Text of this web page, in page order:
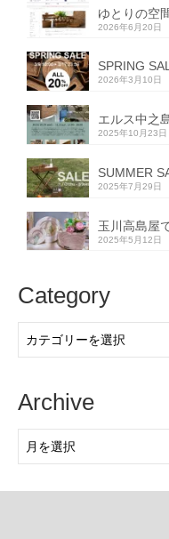
ゆとりの空
2026年6月20日
SPRING
2026年3月10日
エルス中之
2025年10月23日
SUMMER
2025年7月29日
玉川高島屋
2025年5月12日
Category
Category
Archive
Archive